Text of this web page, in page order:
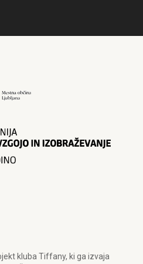
kluba Tiffany, ki ga izvaja